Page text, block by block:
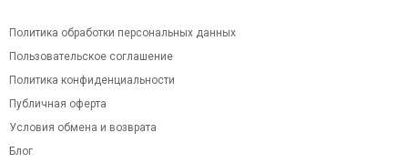
Политика обработки персональных данных
Пользовательское соглашение
Политика конфиденциальности
Публичная оферта
Условия обмена и возврата
Блог